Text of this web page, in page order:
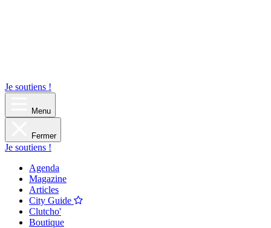
Je soutiens !
Menu
Fermer
Je soutiens !
Agenda
Magazine
Articles
City Guide
Clutcho'
Boutique